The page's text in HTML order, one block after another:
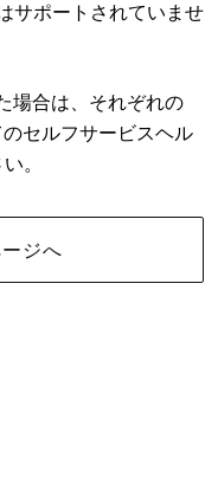
サポートされていませ
場合は、それぞれの
セルフサービスヘル
。
ジへ